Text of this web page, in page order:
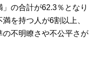
の合計が62.3％となり
を持つ人が6割以上、
の不明瞭さや不公平さが